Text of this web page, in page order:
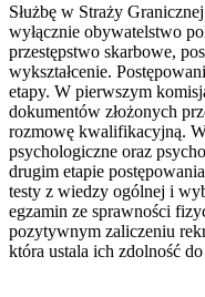
Służbę w Straży
wyłącznie obywatelstwo
przestępstwo skarbowe,
wykształcenie.
etapy. W pierwszym
dokumentów złożonych
rozmowę kwalifikacyjną.
psychologiczne oraz
drugim etapie
testy z wiedzy ogólnej i
egzamin ze sprawności
pozytywnym zaliczeniu
która ustala ich zdolność do